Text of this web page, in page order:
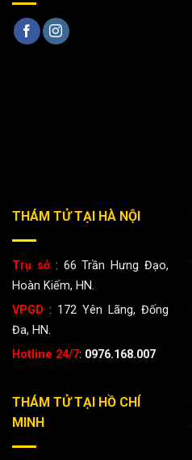
THÁM TỬ TẠI HÀ NỘI
Trụ sở : 66 Trần Hưng Đạo,
Hoàn Kiếm, HN.
VPGD : 172 Yên Lãng, Đống
Đa, HN.
Hotline 24/7: 0976.168.007
THÁM TỬ TẠI HỒ CHÍ
MINH